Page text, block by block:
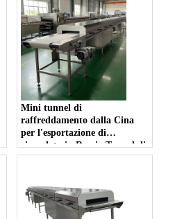
caramelle in vendita
Mini tunnel di
raffreddamento dalla Cina
per l'esportazione di
cioccolato in Russia Tunnel di
raffreddamento a basso costo